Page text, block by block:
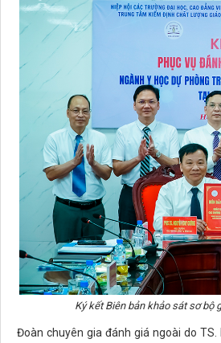
Ký kết Biên bản khảo sát sơ bộ
Đoàn chuyên gia đánh giá ngoài do